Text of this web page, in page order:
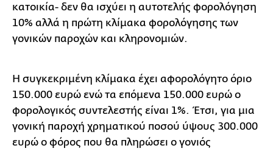
κατοικία- δεν θα ισχύει η αυτοτελής φορολόγηση
10% αλλά η πρώτη κλίμακα φορολόγησης των
γονικών παροχών και κληρονομιών.
Η συγκεκριμένη κλίμακα έχει αφορολόγητο όριο
150.000 ευρώ ενώ τα επόμενα 150.000 ευρώ ο
φορολογικός συντελεστής είναι 1%. Έτσι, για μια
γονική παροχή χρηματικού ποσού ύψους 300.000
ευρώ ο φόρος που θα πληρώσει ο γονιός